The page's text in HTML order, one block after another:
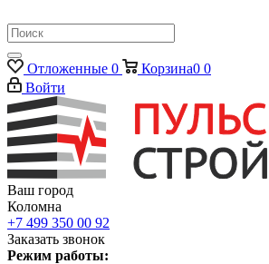
Отложенные 0 Корзина0 0
Войти
Ваш город
Коломна
+7 499 350 00 92
Заказать звонок
Режим работы: